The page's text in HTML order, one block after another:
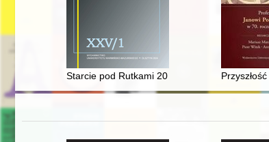
Starcie pod Rutkami 20 maja 1831 r. w